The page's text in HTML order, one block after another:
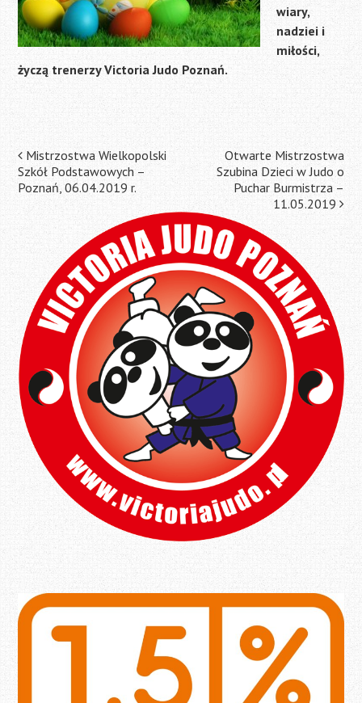
wiary,
nadziei i
miłości,
życzą trenerzy Victoria Judo Poznań.
Post
navigation
Mistrzostwa Wielkopolski
Szkół Podstawowych –
Poznań, 06.04.2019 r.
Otwarte Mistrzostwa
Szubina Dzieci w Judo o
Puchar Burmistrza –
11.05.2019